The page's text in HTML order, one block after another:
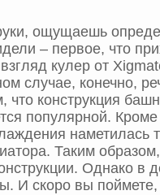
ощущаешь
– первое, что
кулер от
случае, конечно,
что конструкция
популярной. Кроме
наметилась
Таким
Однако в
И скоро вы поймете,